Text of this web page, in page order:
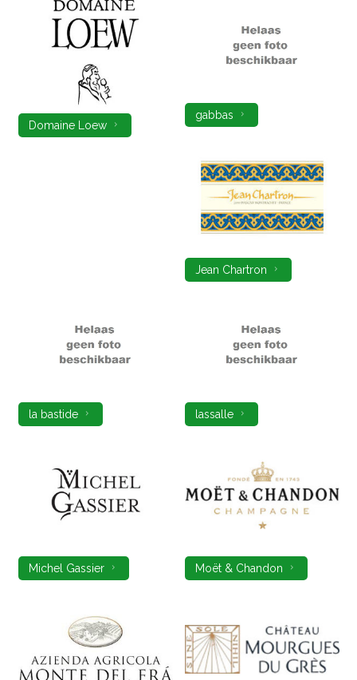
Domaine Loew
gabbas
Jean Chartron
la bastide lassalle
Michel Gassier Moët & Chandon